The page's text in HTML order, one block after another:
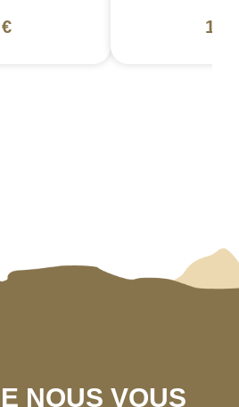
NOUS VOUS